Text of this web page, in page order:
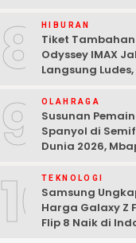
8 HIBURAN
Tiket Tambahan
Odyssey IMAX
Langsung Ludes,
9 OLAHRAGA
Susunan
Spanyol di
Dunia 2026,
10TEKNOLOGI
Samsung
Harga Galaxy Z
Flip 8 Naik di